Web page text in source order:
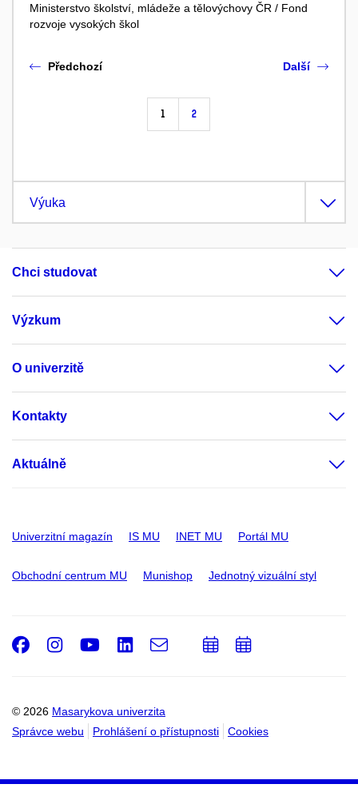
Ministerstvo školství, mládeže a tělovýchovy ČR / Fond
rozvoje vysokých škol
Předchozí
1 2
Další
Výuka
Chci studovat
Výzkum
O univerzitě
Kontakty
Aktuálně
Univerzitní magazín IS MU INET MU Portál MU
Obchodní centrum MU Munishop Jednotný vizuální styl
© 2026 Masarykova univerzita
Správce webu
Prohlášení o přístupnosti Cookies
Facebook
Instagram
Youtube
LinkedIn
e-
PřidatPřidat